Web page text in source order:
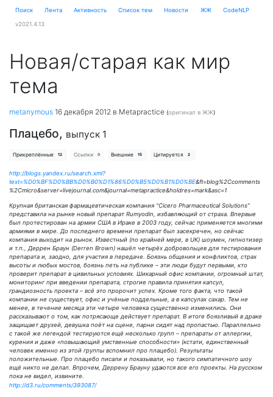
Поиск Лента Активность Cписок тем Новости ЖЖ CodeNLP
v2021.4.13
Новая/старая как мир
тема
metanymous 16 декабря 2012 в Metapractice (оригинал в ЖЖ)
Плацебо, выпуск 1
Прикреплённые 12 Ссылки 0 Внешние 15 Цитируется 2
http://blogs.yandex.ru/search.xml?
text=%D0%BF%D0%BB%D0%B0%D1%86%D0%B5%D0%B1%D0%BE&ft=blog%2Ccomments
%2Cmicro&server=livejournal.com&journal=metapractice&holdres=mark&asc=1
Крупная британская фармацевтическая компания “Cicero Pharmaceutical Solutions”
представила на рынке новый препарат Rumyodin, избавляющий от страха. Впервые
был протестирован на армии США в Ираке в 2003 году, сейчас применяется многими
армиями в мире. До последнего времени препарат был засекречен, но сейчас
компания выходит на рынок. Известный (по крайней мере, в UK) шоумен, гипнотизер
и т.п., Деррен Браун (Derren Brown) нашёл четырёх добровольцев для тестирования
препарата и, заодно, для участия в передаче. Боязнь общения и конфликтов, страх
высоты и любых мостов, боязнь петь на публике – эти люди будут первыми, кто
проверит препарат в цивильных условиях. Шикарный офис компании, огромный штат,
мониторинг при введении препарата, строгие правила принятия капсул,
грандиозность проекта – всё это пророчит успех. Кроме того факта, что такой
компании не существует, офис и учёные поддельные, а в капсулах сахар. Тем не
менее, в течение месяца эти четыре человека существенно изменились. Они
рассказывают о том, как потрясающе действует препарат. В итоге боязливый в драке
защищает друзей, девушка поёт на сцене, парни сидят над пропастью. Параллельно
с такой же легендой тестируются ещё несколько групп – препараты от аллергии,
курения и даже «повышающий умственные способности» (кстати, единственный
человек именно из этой группы вспомнил про плацебо). Результаты
положительные. Про плацебо писали и показывали, но такого симпатичного шоу
ещё никто не делал. Впрочем, Деррену Брауну удаются все его проекты. На русском
пока не видел, извините.
http://d3.ru/comments/393087/